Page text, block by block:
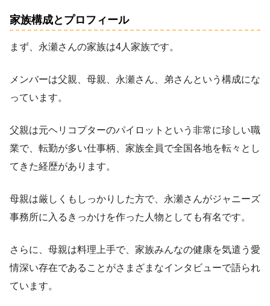
家族構成とプロフィール
まず、永瀬さんの家族は4人家族です。
メンバーは父親、母親、永瀬さん、弟さんという構成にな
っています。
父親は元ヘリコプターのパイロットという非常に珍しい職
業で、転勤が多い仕事柄、家族全員で全国各地を転々とし
てきた経歴があります。
母親は厳しくもしっかりした方で、永瀬さんがジャニーズ
事務所に入るきっかけを作った人物としても有名です。
さらに、母親は料理上手で、家族みんなの健康を気遣う愛
情深い存在であることがさまざまなインタビューで語られ
ています。